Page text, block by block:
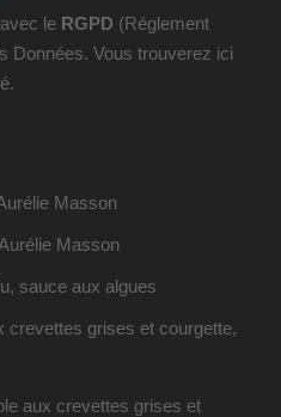
le RGPD (Réglement
Données. Vous trouverez ici
.
Masson
Masson
sauce aux algues
crevettes grises et courgette,
aux crevettes grises et